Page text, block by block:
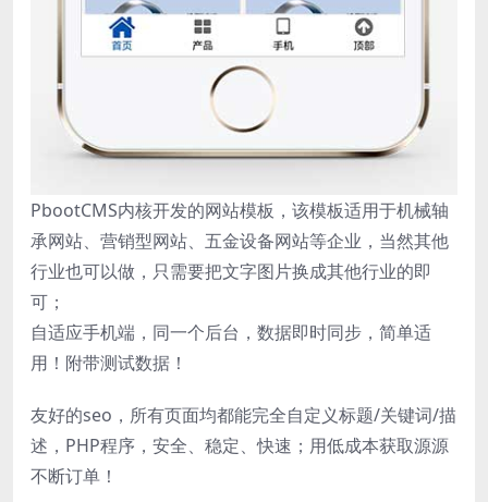
PbootCMS内核开发的网站模板，该模板适用于机械轴
承网站、营销型网站、五金设备网站等企业，当然其他
行业也可以做，只需要把文字图片换成其他行业的即
可；
自适应手机端，同一个后台，数据即时同步，简单适
用！附带测试数据！
友好的seo，所有页面均都能完全自定义标题/关键词/描
述，PHP程序，安全、稳定、快速；用低成本获取源源
不断订单！